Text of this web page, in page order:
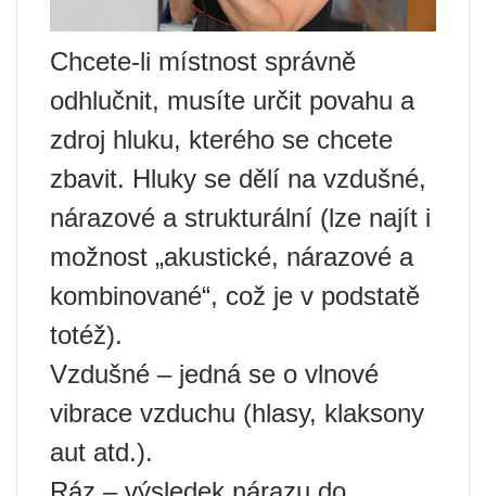
Chcete-li místnost správně
odhlučnit, musíte určit povahu a
zdroj hluku, kterého se chcete
zbavit. Hluky se dělí na vzdušné,
nárazové a strukturální (lze najít i
možnost „akustické, nárazové a
kombinované“, což je v podstatě
totéž).
Vzdušné – jedná se o vlnové
vibrace vzduchu (hlasy, klaksony
aut atd.).